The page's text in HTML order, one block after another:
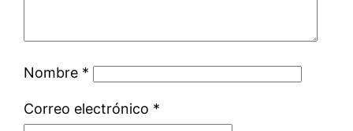
Nombre *
Correo electrónico *